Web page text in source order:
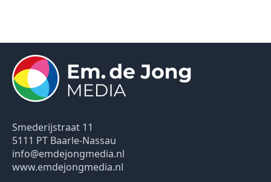
Smederijstraat 11
5111 PT Baarle-Nassau
info@emdejongmedia.nl
www.emdejongmedia.nl